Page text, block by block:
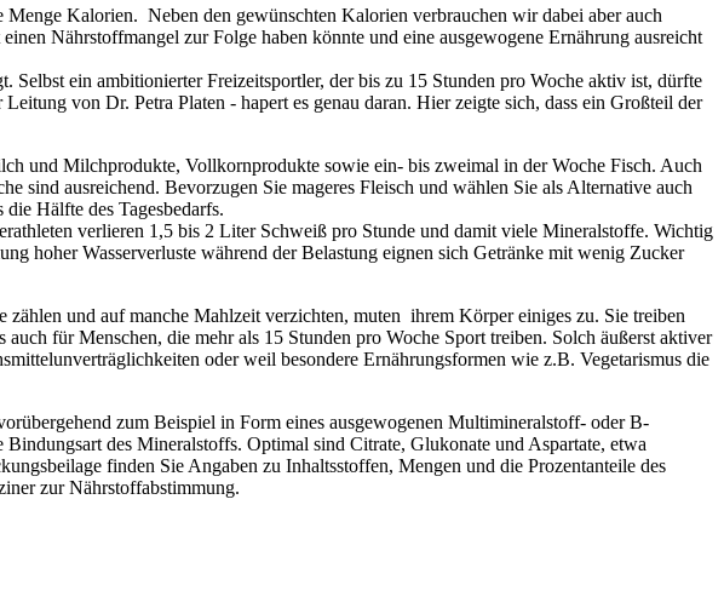
Kalorien. Neben den gewünschten Kalorien verbrauchen wir dabei aber auch
Nährstoffmangel zur Folge haben könnte und eine ausgewogene Ernährung ausreicht
ein ambitionierter Freizeitsportler, der bis zu 15 Stunden pro Woche aktiv ist, dürfte
von Dr. Petra Platen - hapert es genau daran. Hier zeigte sich, dass ein Großteil der
und Milchprodukte, Vollkornprodukte sowie ein- bis zweimal in der Woche Fisch. Auch
sind ausreichend. Bevorzugen Sie mageres Fleisch und wählen Sie als Alternative auch
Hälfte des Tagesbedarfs.
verlieren 1,5 bis 2 Liter Schweiß pro Stunde und damit viele Mineralstoffe. Wichtig
hoher Wasserverluste während der Belastung eignen sich Getränke mit wenig Zucker
und auf manche Mahlzeit verzichten, muten ihrem Körper einiges zu. Sie treiben
für Menschen, die mehr als 15 Stunden pro Woche Sport treiben. Solch äußerst aktiver
oder weil besondere Ernährungsformen wie z.B. Vegetarismus die
zum Beispiel in Form eines ausgewogenen Multimineralstoff- oder B-
des Mineralstoffs. Optimal sind Citrate, Glukonate und Aspartate, etwa
finden Sie Angaben zu Inhaltsstoffen, Mengen und die Prozentanteile des
zur Nährstoffabstimmung.